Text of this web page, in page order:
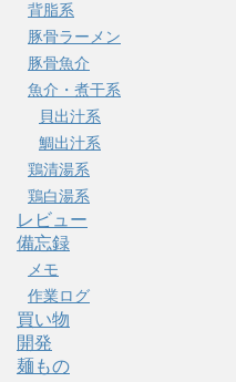
背脂系
豚骨ラーメン
豚骨魚介
魚介・煮干系
貝出汁系
鯛出汁系
鶏清湯系
鶏白湯系
レビュー
備忘録
メモ
作業ログ
買い物
開発
麺もの